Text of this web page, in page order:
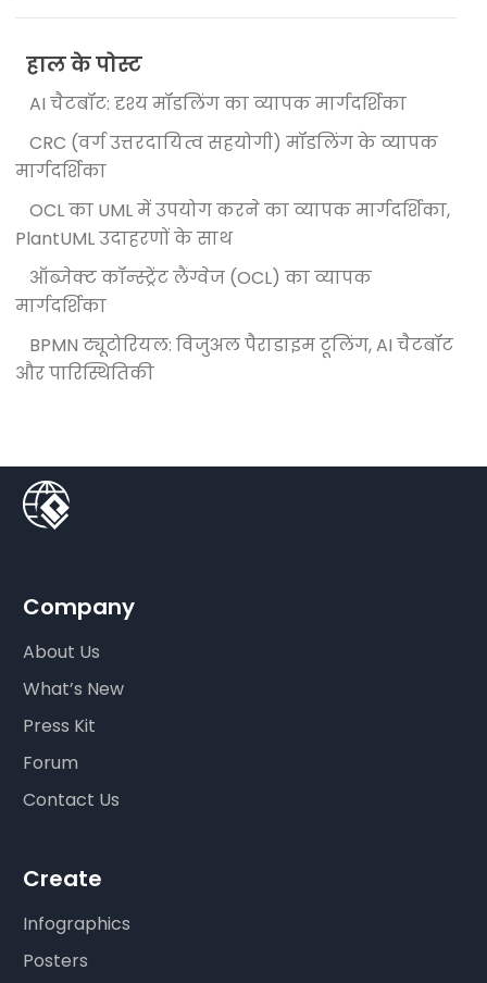
हाल के पोस्ट
AI चैटबॉट: दृश्य मॉडलिंग का व्यापक मार्गदर्शिका
CRC (वर्ग उत्तरदायित्व सहयोगी) मॉडलिंग के व्यापक
मार्गदर्शिका
OCL का UML में उपयोग करने का व्यापक मार्गदर्शिका,
PlantUML उदाहरणों के साथ
ऑब्जेक्ट कॉन्स्ट्रेंट लैंग्वेज (OCL) का व्यापक
मार्गदर्शिका
BPMN ट्यूटोरियल: विजुअल पैराडाइम टूलिंग, AI चैटबॉट
और पारिस्थितिकी
Company
About Us
What’s New
Press Kit
Forum
Contact Us
Create
Infographics
Posters